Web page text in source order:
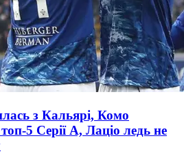
з Кальярі, Комо
5 Серії А, Лаціо ледь не